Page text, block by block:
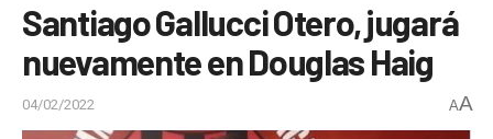
Santiago Gallucci Otero, jugará
nuevamente en Douglas Haig
04/02/2022 AA